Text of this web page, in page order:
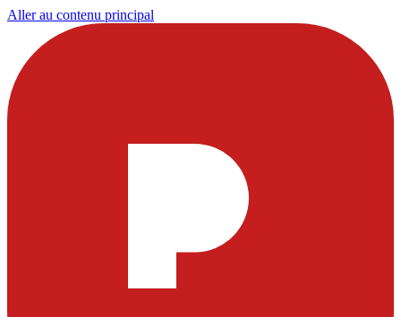
Aller au contenu principal